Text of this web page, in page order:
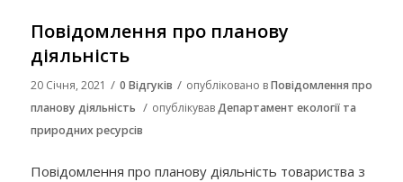
Повідомлення про планову
діяльність
20 Січня, 2021 / 0 Відгуків / опубліковано вПовідомлення про
планову діяльність / опублікувавДепартамент екології та
природних ресурсів
Повідомлення про планову діяльність товариства з